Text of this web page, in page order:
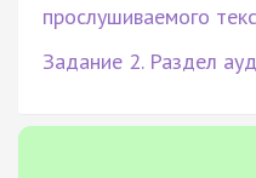
прослушиваемого
Задание 2. Раздел